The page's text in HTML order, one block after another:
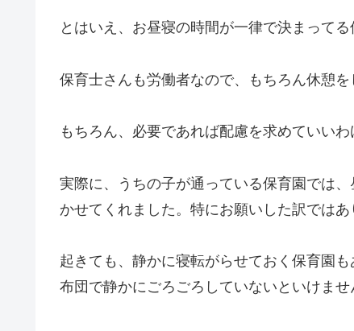
とはいえ、お昼寝の時間が一律で決まって
保育士さんも労働者なので、もちろん休憩
もちろん、必要であれば配慮を求めていい
実際に、うちの子が通っている保育園では
かせてくれました。特にお願いした訳ではあ
起きても、静かに寝転がらせておく保育園
布団で静かにごろごろしていないといけませ